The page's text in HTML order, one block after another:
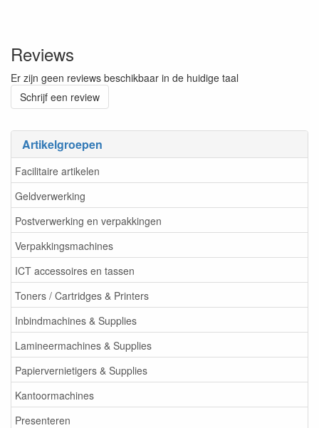
Artikelgroepen
Facilitaire artikelen
Geldverwerking
Postverwerking en verpakkingen
Verpakkingsmachines
ICT accessoires en tassen
Toners / Cartridges & Printers
Inbindmachines & Supplies
Lamineermachines & Supplies
Papiervernietigers & Supplies
Kantoormachines
Presenteren
Reviews
Er zijn geen reviews beschikbaar in de huidige taal
Schrijf een review